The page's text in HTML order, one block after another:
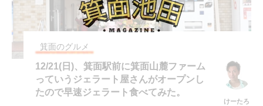
箕面のグルメ
12/21(日)、箕面駅前に箕面山麓ファーム
っていうジェラート屋さんがオープンし
たので早速ジェラート食べてみた。
けーたろ